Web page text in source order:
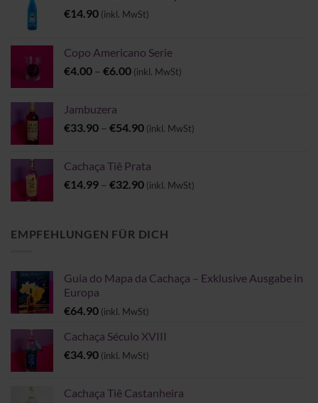
€14.90 (inkl. MwSt)
Copo Americano Serie
€4.00 – €6.00Preisspanne:
(inkl. MwSt)
Jambuzera
€33.90 – €54.90Preisspanne:
€54.90
(inkl. MwSt)
Cachaça Tiê Prata
€14.99 – €32.90Preisspanne:
€32.90
(inkl. MwSt)
EMPFEHLUNGEN FÜR DICH
Guia do Mapa da Cachaça – Exklusive Ausgabe in
Europa
€64.90 (inkl. MwSt)
Cachaça Século XVIII
€34.90 (inkl. MwSt)
Cachaça Tiê Castanheira